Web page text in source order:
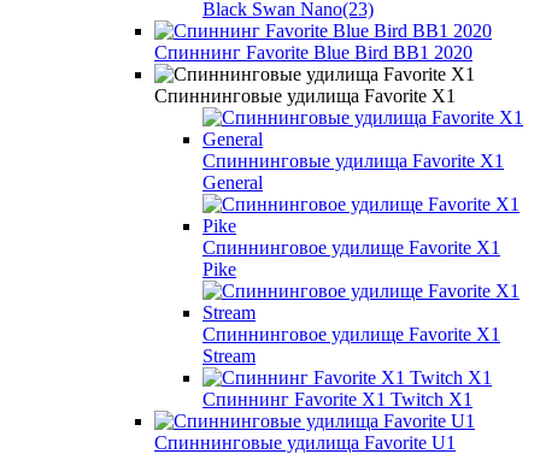
Black Swan Nano(23)
Спиннинг Favorite Blue Bird BB1 2020
Спиннинговые удилища Favorite X1
Спиннинговые удилища Favorite X1
General
Спиннинговое удилище Favorite X1
Pike
Спиннинговое удилище Favorite X1
Stream
Спиннинг Favorite X1 Twitch X1
Спиннинговые удилища Favorite U1